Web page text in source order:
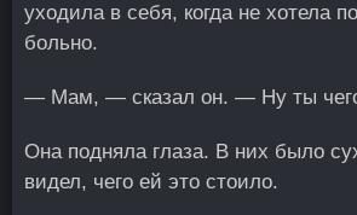
уходила в себя, когда не хотела
больно.
— Мам, — сказал он. — Ну ты
Она подняла глаза. В них было
видел, чего ей это стоило.